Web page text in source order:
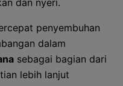
dan nyeri.
penyembuhan
dalam
sebagai bagian dari
lebih lanjut